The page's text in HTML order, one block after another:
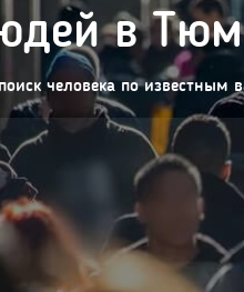
в
человека по известным